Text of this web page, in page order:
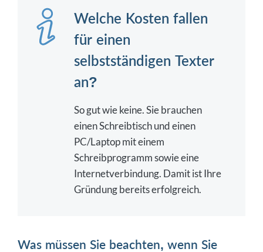
Welche Kosten fallen
für einen
selbstständigen Texter
an?
So gut wie keine. Sie brauchen
einen Schreibtisch und einen
PC/Laptop mit einem
Schreibprogramm sowie eine
Internetverbindung. Damit ist Ihre
Gründung bereits erfolgreich.
Was müssen Sie beachten, wenn Sie